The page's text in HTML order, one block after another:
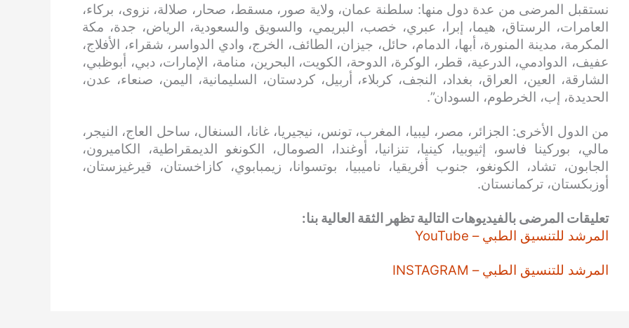
نستقبل المرضى من عدة دول منها: سلطنة عمان، ولاية صور، مسقط، صحار، صلالة، نزوى، بركاء،
العامرات، الرستاق، هيما، إبرا، عبري، خصب، البريمي، والسويق والسعودية، الرياض، جدة، مكة
المكرمة، مدينة المنورة، أبها، الدمام، حائل، جيزان، الطائف، الخرج، وادي الدواسر، شقراء، الأفلاج،
عفيف، الدوادمي، الدرعية، قطر، الوكرة، الدوحة، الكويت، البحرين، منامة، الإمارات، دبي، أبوظبي،
الشارقة، العين، العراق، بغداد، النجف، كربلاء، أربيل، كردستان، السليمانية، اليمن، صنعاء، عدن،
الحديدة، إب، الخرطوم، السودان”.
من الدول الأخرى: الجزائر، مصر، ليبيا، المغرب، تونس، نيجيريا، غانا، السنغال، ساحل العاج، النيجر،
مالي، بوركينا فاسو، إثيوبيا، كينيا، تنزانيا، أوغندا، الصومال، الكونغو الديمقراطية، الكاميرون،
الجابون، تشاد، الكونغو، جنوب أفريقيا، ناميبيا، بوتسوانا، زيمبابوي، كازاخستان، قيرغيزستان،
أوزبكستان، تركمانستان.
تعليقات المرضى بالفيديوهات التالية تظهر الثقة العالية بنا:
المرشد للتنسيق الطبي – YouTube
المرشد للتنسيق الطبي – INSTAGRAM